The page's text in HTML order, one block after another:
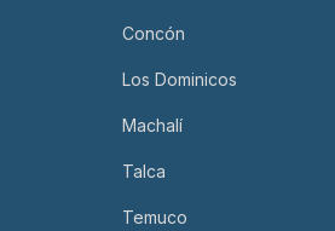
Concón
Los Dominicos
Machalí
Talca
Temuco